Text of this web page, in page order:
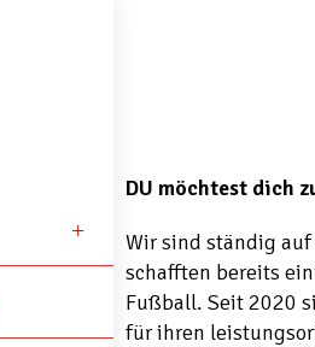
DU möchtest dich
Wir sind ständig
schafften bereits
Fußball. Seit 2020
für ihren